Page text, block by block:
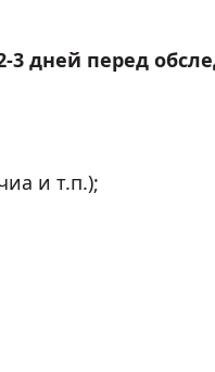
3 дней перед
и т.п.);